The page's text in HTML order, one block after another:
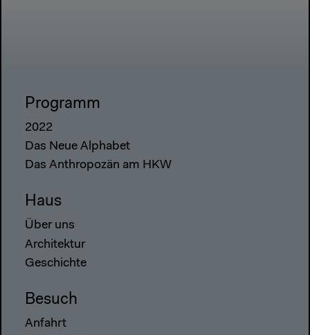
Programm
2022
Das Neue Alphabet
Das Anthropozän am HKW
Haus
Über uns
Architektur
Geschichte
Besuch
Anfahrt